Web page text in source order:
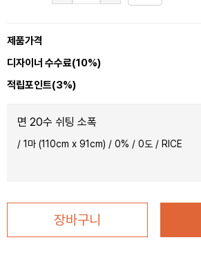
제품가격
디자이너 수수료(10%)
적립포인트(3%)
면 20수 쉬팅 소폭
/ 1마 (110cm x 91cm) / 0% / 0도 / RICE
장바구니